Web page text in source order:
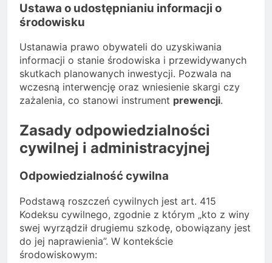
Ustawa o udostępnianiu informacji o
środowisku
Ustanawia prawo obywateli do uzyskiwania
informacji o stanie środowiska i przewidywanych
skutkach planowanych inwestycji. Pozwala na
wczesną interwencję oraz wniesienie skargi czy
zażalenia, co stanowi instrument prewencji.
Zasady odpowiedzialności
cywilnej i administracyjnej
Odpowiedzialność cywilna
Podstawą roszczeń cywilnych jest art. 415
Kodeksu cywilnego, zgodnie z którym „kto z winy
swej wyrządził drugiemu szkodę, obowiązany jest
do jej naprawienia”. W kontekście
środowiskowym: